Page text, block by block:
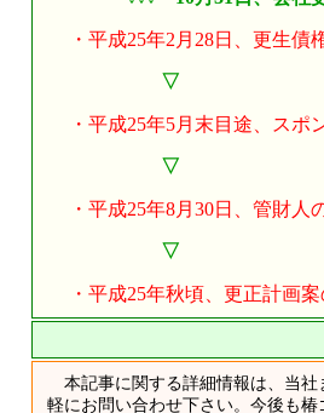
・平成25年2月28日、更生債
▽
・平成25年5月末目途、スポ
▽
・平成25年8月30日、管財人
▽
・平成25年秋頃、更正計画案
本記事に関する詳細情報は、当社
軽にお問い合わせ下さい。今後も